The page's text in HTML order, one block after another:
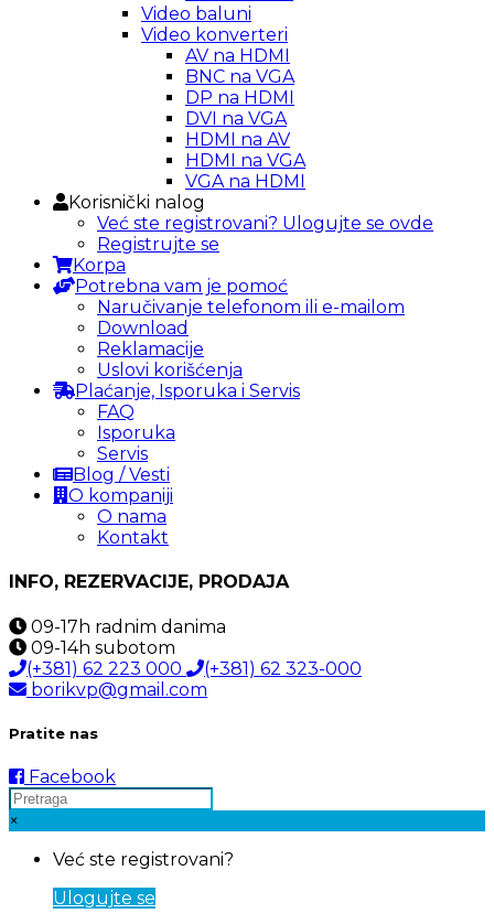
Video baluni
Video konverteri
AV na HDMI
BNC na VGA
DP na HDMI
DVI na VGA
HDMI na AV
HDMI na VGA
VGA na HDMI
Korisnički nalog
Već ste registrovani? Ulogujte se ovde
Registrujte se
Korpa
Potrebna vam je pomoć
Naručivanje telefonom ili e-mailom
Download
Reklamacije
Uslovi korišćenja
Plaćanje, Isporuka i Servis
FAQ
Isporuka
Servis
Blog / Vesti
O kompaniji
O nama
Kontakt
INFO, REZERVACIJE, PRODAJA
09-17h radnim danima
09-14h subotom
(+381) 62 223 000
(+381) 62 323-000
borikvp@gmail.com
Pratite nas
Facebook
×
Već ste registrovani?
Ulogujte se